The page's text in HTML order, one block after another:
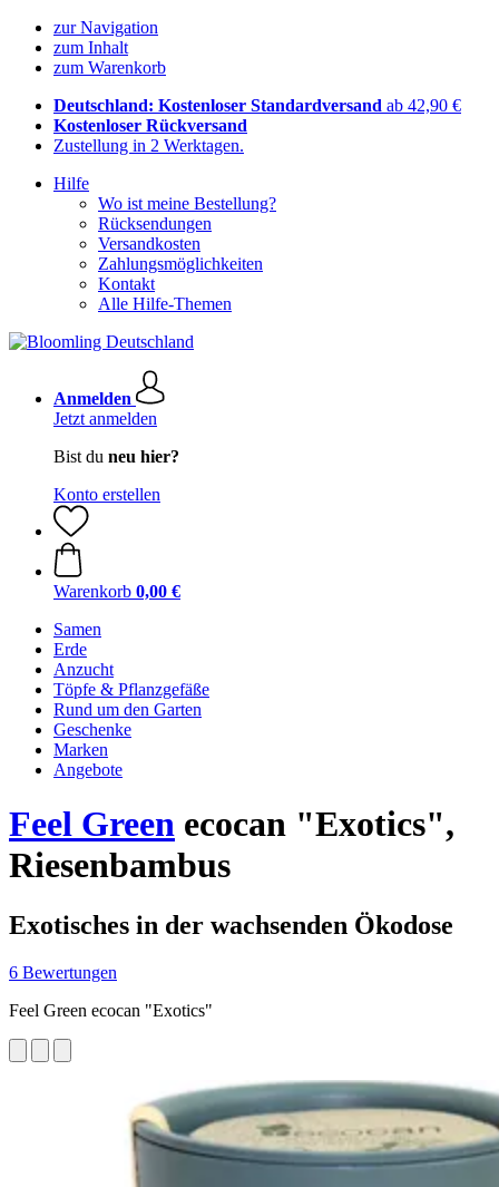
zur Navigation
zum Inhalt
zum Warenkorb
Deutschland: Kostenloser Standardversand ab 42,90 €
Kostenloser Rückversand
Zustellung in 2 Werktagen.
Hilfe
Wo ist meine Bestellung?
Rücksendungen
Versandkosten
Zahlungsmöglichkeiten
Kontakt
Alle Hilfe-Themen
Anmelden
Jetzt anmelden
Bist du neu hier?
Konto erstellen
Warenkorb 0,00 €
Samen
Erde
Anzucht
Töpfe & Pflanzgefäße
Rund um den Garten
Geschenke
Marken
Angebote
Feel Green ecocan "Exotics",
Riesenbambus
Exotisches in der wachsenden Ökodose
6 Bewertungen
Feel Green ecocan "Exotics"